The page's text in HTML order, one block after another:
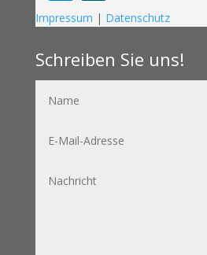
Impressum | Datenschutz
Schreiben Sie uns!
Mail-